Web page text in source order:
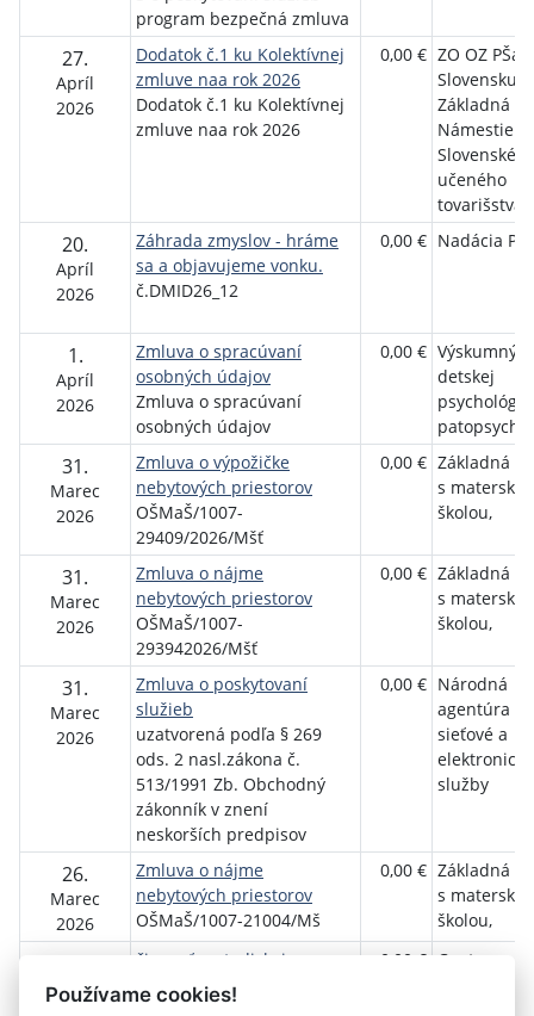
program bezpečná zmluva
27.
Apríl
2026
Dodatok č.1 ku Kolektívnej
zmluve naa rok 2026
Dodatok č.1 ku Kolektívnej
zmluve naa rok 2026
0,00 € ZO OZ
Slovensku,
Základná
Námestie
učeného
tovarišstva
20.
Apríl
2026
Záhrada zmyslov - hráme
sa a objavujeme vonku.
č.DMID26_12
0,00 € Nadácia
1.
Apríl
2026
Zmluva o spracúvaní
osobných údajov
Zmluva o spracúvaní
osobných údajov
0,00 € Výskumný
detskej
31.
Marec
2026
Zmluva o výpožičke
nebytových priestorov
OŠMaŠ/1007-
29409/2026/Mšť
0,00 € Základná
s materskou
školou,
31.
Marec
2026
Zmluva o nájme
nebytových priestorov
OŠMaŠ/1007-
293942026/Mšť
0,00 € Základná
s materskou
školou,
31.
Marec
2026
Zmluva o poskytovaní
služieb
uzatvorená podľa § 269
ods. 2 nasl.zákona č.
513/1991 Zb. Obchodný
zákonník v znení
neskorších predpisov
0,00 € Národná
agentúra
sieťové a
elektronické
služby
26.
Marec
2026
Zmluva o nájme
nebytových priestorov
OŠMaŠ/1007-21004/Mš
0,00 € Základná
s materskou
školou,
Marec
činnosť metodickej
podpory
Dohoda o spolupráci
0,00 € Centrum
Používame cookies!